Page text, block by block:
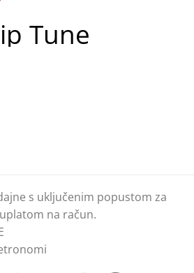
Tune
s uključenim popustom za
na račun.